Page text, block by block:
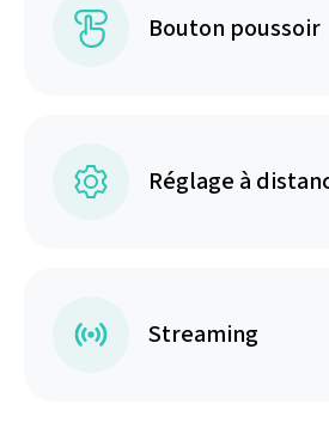
Bouton poussoir
Réglage à
Streaming